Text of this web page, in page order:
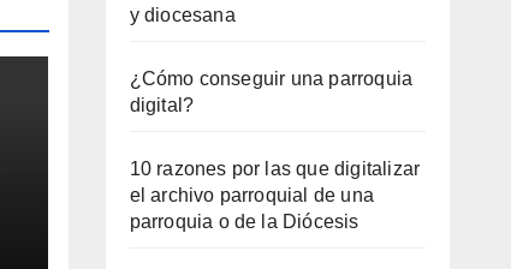
y diocesana
¿Cómo conseguir una parroquia
digital?
10 razones por las que digitalizar
el archivo parroquial de una
parroquia o de la Diócesis